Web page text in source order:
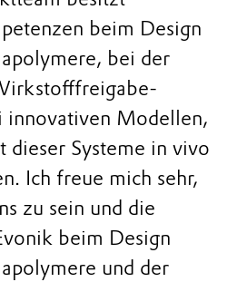
beim Design
bei der
innovativen Modellen,
Systeme in vivo
Ich freue mich sehr,
zu sein und die
beim Design
und der